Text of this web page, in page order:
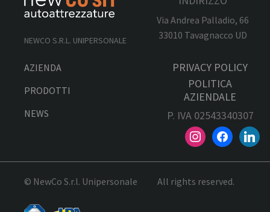
NEWCO S.R.L. UNIPERSONALE
Via Andrea Palladio, 66
33010 Tavagnacco UD
AZIENDA
PRODOTTI
NEWS
PRIVACY POLICY
POLITICA
AZIENDALE
P. IVA 02543340307
© NewCo S.r.l. Unipersonale All rights reserved.